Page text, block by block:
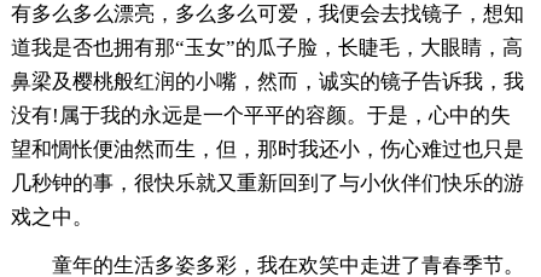
有多么多么漂亮，多么多么可爱，我便会去找镜子，想知
道我是否也拥有那“玉女”的瓜子脸，长睫毛，大眼睛，高
鼻梁及樱桃般红润的小嘴，然而，诚实的镜子告诉我，我
没有!属于我的永远是一个平平的容颜。于是，心中的失
望和惆怅便油然而生，但，那时我还小，伤心难过也只是
几秒钟的事，很快乐就又重新回到了与小伙伴们快乐的游
戏之中。
童年的生活多姿多彩，我在欢笑中走进了青春季节。